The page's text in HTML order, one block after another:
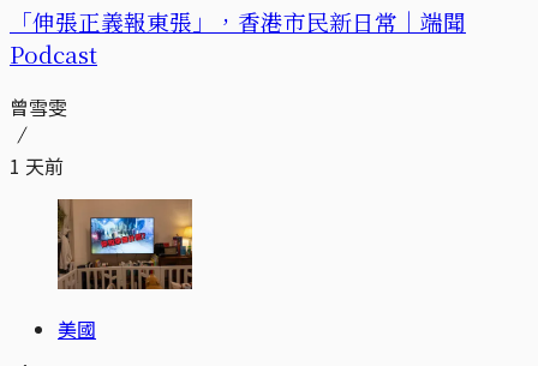
「伸張正義報東張」，香港市民新日常｜端聞
Podcast
曾雪雯
1 天前
美國